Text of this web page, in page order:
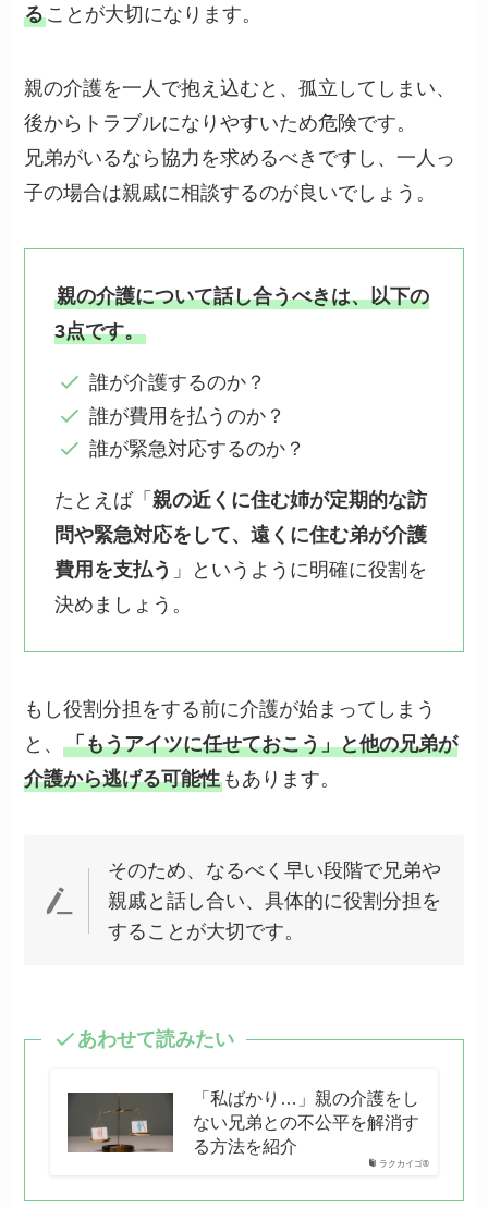
ることが大切になります。
親の介護を一人で抱え込むと、孤立してしまい、
後からトラブルになりやすいため危険です。
兄弟がいるなら協力を求めるべきですし、一人っ
子の場合は親戚に相談するのが良いでしょう。
親の介護について話し合うべきは、以下の
3点です。
誰が介護するのか？
誰が費用を払うのか？
誰が緊急対応するのか？
たとえば「親の近くに住む姉が定期的な訪
問や緊急対応をして、遠くに住む弟が介護
費用を支払う 」というように明確に役割を
決めましょう。
もし役割分担をする前に介護が始まってしまう
と、「もうアイツに任せておこう」と他の兄弟が
介護から逃げる可能性 もあります。
そのため、なるべく早い段階で兄弟や
親戚と話し合い、具体的に役割分担を
することが大切です。
あわせて読みたい
ラクカイゴ®
「私ばかり…」親の介護をし
ない兄弟との不公平を解消す
る方法を紹介